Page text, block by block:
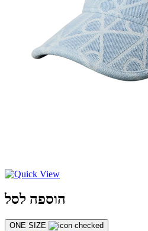
הוספה לסל
ONE SIZE